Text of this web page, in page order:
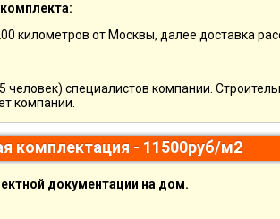
километров от Москвы, далее доставка
человек) специалистов компании.
компании.
комплектация - 11500руб/м2
документации на дом.